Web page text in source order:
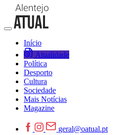
Início
Atualidade
Política
Desporto
Cultura
Sociedade
Mais Notícias
Magazine
geral@oatual.pt